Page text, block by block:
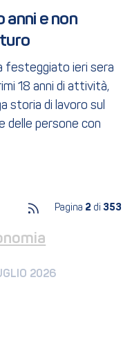
anni e non
festeggiato ieri sera
18 anni di attività,
storia di lavoro sul
delle persone con
Pagina 2 di 353
2026